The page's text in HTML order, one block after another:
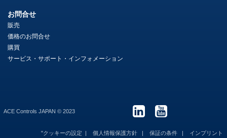
お問合せ
販売
価格のお問合せ
購買
サービス・サポート・インフォメーション
ACE Controls JAPAN © 2023
"クッキーの設定 個人情報保護方針 保証の条件 インプリント